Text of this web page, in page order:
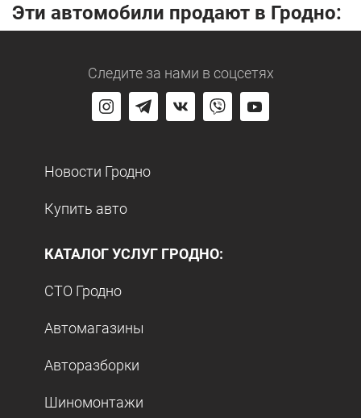
Эти автомобили продают в Гродно:
Следите за нами в соцсетях
Новости Гродно
Купить авто
КАТАЛОГ УСЛУГ ГРОДНО:
СТО Гродно
Автомагазины
Авторазборки
Шиномонтажи